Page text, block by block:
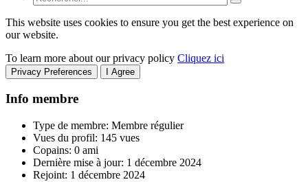
This website uses cookies to ensure you get the best experience on
our website.
To learn more about our privacy policy Cliquez ici
Privacy Preferences I Agree
Info membre
Type de membre: Membre régulier
Vues du profil: 145 vues
Copains: 0 ami
Dernière mise à jour: 1 décembre 2024
Rejoint: 1 décembre 2024